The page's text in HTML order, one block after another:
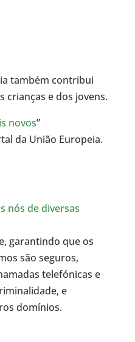
também contribui
crianças e dos jovens.
novos”
da União Europeia.
nós de diversas
garantindo que os
são seguros,
telefónicas e
e
domínios.